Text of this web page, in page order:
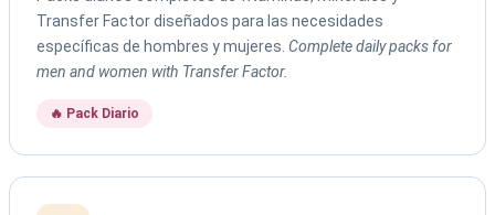
Transfer Factor diseñados para las necesidades
específicas de hombres y mujeres. Complete daily packs for
men and women with Transfer Factor.
🔥 Pack Diario